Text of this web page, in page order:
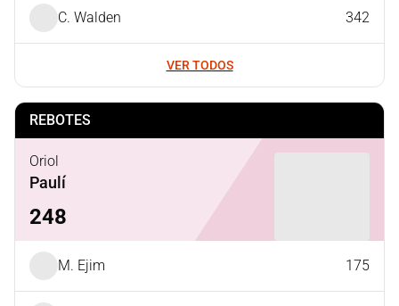
C. Walden 342
VER TODOS
REBOTES
Oriol
Paulí
248
M. Ejim 175